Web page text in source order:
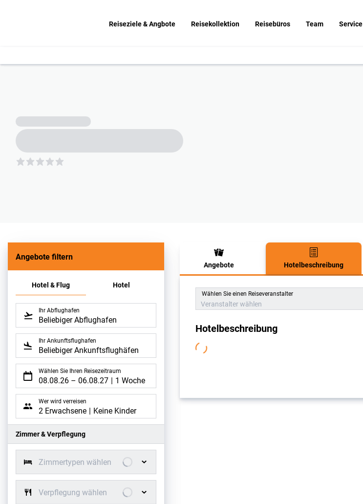
Reiseziele & Angbote Reisekollektion Reisebüros Team Service
5
Angebote filtern
Hotel & Flug Hotel
Ihr Abflughafen
Beliebiger Abflughafen
Ihr Ankunftsflughafen
Beliebiger Ankunftsflughäfen
Wählen Sie Ihren Reisezeitraum
08.08.26 – 06.08.27 1 Woche
Wer wird verreisen
2 Erwachsene Keine Kinder
Zimmer & Verpflegung
Zimmertypen wählen
Verpflegung wählen
Angebote Hotelbeschreibung
Hotelbeschreibung
Wählen Sie einen Reiseveranstalter
Veranstalter wählen
Hotelbeschreibung